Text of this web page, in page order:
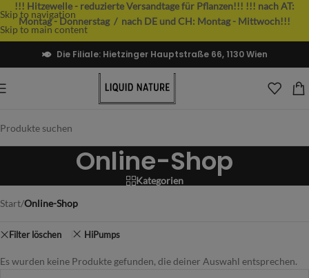
Skip to navigation
Skip to main content
!!! Hitzewelle - reduzierte Versandtage für Pflanzen!!! !!! nach AT:
Montag - Donnerstag / nach DE und CH: Montag - Mittwoch!!!
Die Filiale: Hietzinger Hauptstraße 66, 1130 Wien
Online-Shop
Kategorien
Start/Online-Shop
Filter löschen HiPumps
Es wurden keine Produkte gefunden, die deiner Auswahl entsprechen.